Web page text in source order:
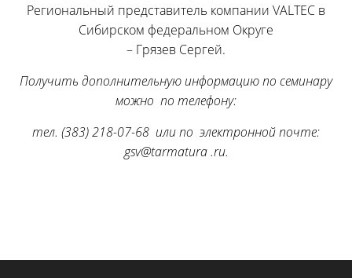
Региональный представитель компании VALTEC в
Сибирском федеральном Округе
– Грязев Сергей.
Получить дополнительную информацию по семинару
можно по телефону:
тел. (383) 218-07-68 или по электронной почте:
gsv@tarmatura .ru.